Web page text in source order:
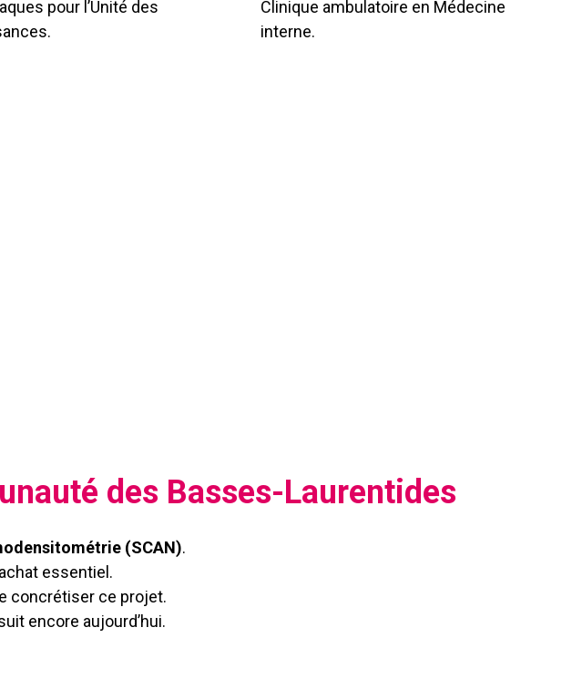
pour l’Unité des
Clinique ambulatoire en Médecine
interne.
des Basses-Laurentides
(SCAN).
essentiel.
concrétiser ce projet.
encore aujourd’hui.